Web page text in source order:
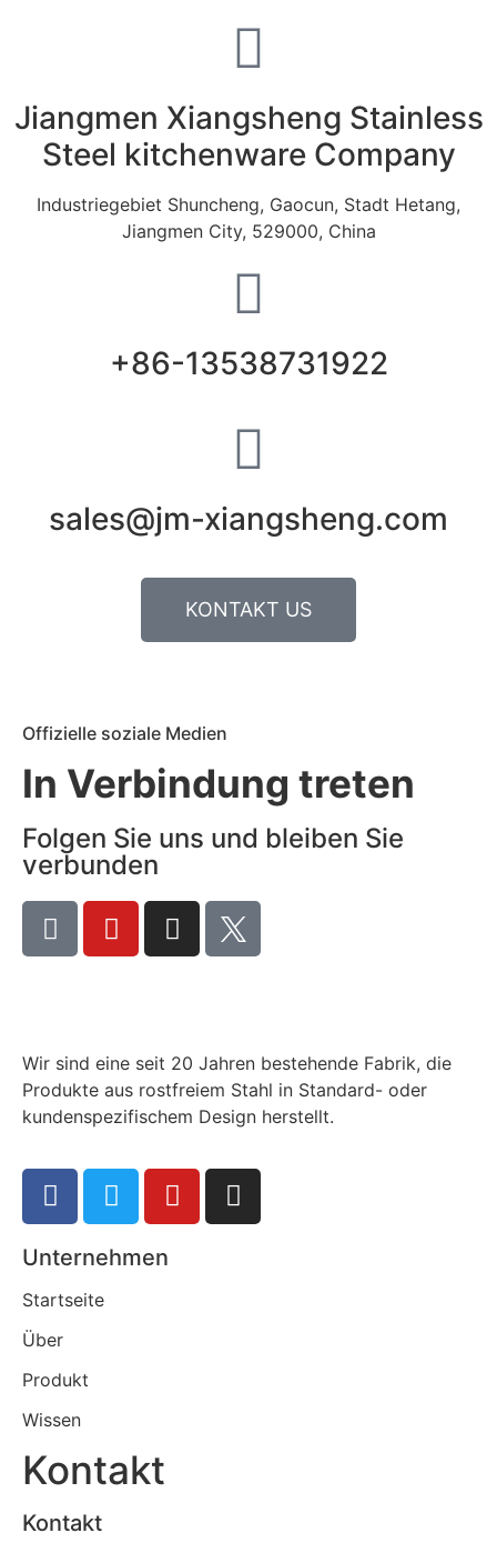
Jiangmen Xiangsheng Stainless
Steel kitchenware Company
Industriegebiet Shuncheng, Gaocun, Stadt Hetang,
Jiangmen City, 529000, China
+86-13538731922
sales@jm-xiangsheng.com
KONTAKT US
Offizielle soziale Medien
In Verbindung treten
Folgen Sie uns und bleiben Sie
verbunden
Wir sind eine seit 20 Jahren bestehende Fabrik, die
Produkte aus rostfreiem Stahl in Standard- oder
kundenspezifischem Design herstellt.
Unternehmen
Startseite
Über
Produkt
Wissen
Kontakt
Kontakt